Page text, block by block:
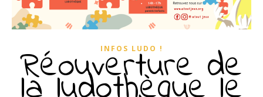
INFOS LUDO !
Réouverture de